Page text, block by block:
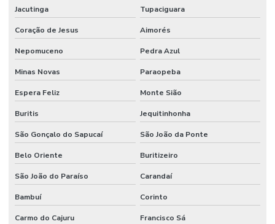
Jacutinga Tupaciguara
Coração de Jesus Aimorés
Nepomuceno Pedra Azul
Minas Novas Paraopeba
Espera Feliz Monte Sião
Buritis Jequitinhonha
São Gonçalo do Sapucaí São João da Ponte
Belo Oriente Buritizeiro
São João do Paraíso Carandaí
Bambuí Corinto
Carmo do Cajuru Francisco Sá